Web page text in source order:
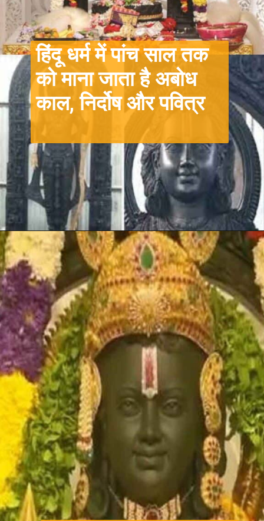
धर्म में पांच साल तक
माना जाता है अबोध
निर्दोष और पवित्र
Opening https://hindi.winimedia.com/ayodhya-ram-mandir-and-ram-lalla-ornaments/